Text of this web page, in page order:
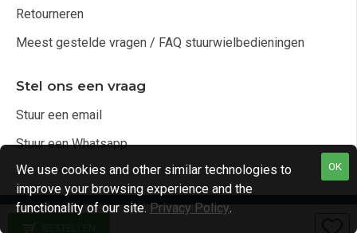
Retourneren
Meest gestelde vragen / FAQ stuurwielbedieningen
Stel ons een vraag
Stuur een email
Stuur een Whatsapp
Copyright © 2021, Audio4cars Alle rechten voorbehouden
OK
We use cookies and other similar technologies to
improve your browsing experience and the
functionality of our site. Privacy Policy.